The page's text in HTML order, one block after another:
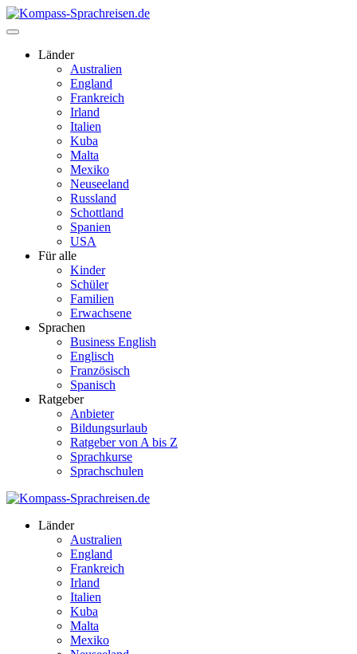
Länder
Australien
England
Frankreich
Irland
Italien
Kuba
Malta
Mexiko
Neuseeland
Russland
Schottland
Spanien
USA
Für alle
Kinder
Schüler
Familien
Erwachsene
Sprachen
Business English
Englisch
Französisch
Spanisch
Ratgeber
Anbieter
Bildungsurlaub
Ratgeber von A bis Z
Sprachkurse
Sprachschulen
Länder
Australien
England
Frankreich
Irland
Italien
Kuba
Malta
Mexiko